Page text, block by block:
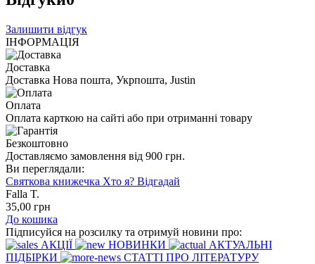
Залишити відгук
ІНФОРМАЦІЯ
Доставка
Доставка Нова пошта, Укрпошта, Justin
Оплата
Оплата карткою на сайті або при отриманні товару
Безкоштовно
Доставляємо замовлення від 900 грн.
Ви переглядали:
Святкова книжечка Хто я? Відгадай
Falla T.
35,00 грн
До кошика
Підписуйся на розсилку та отримуй новини про:
АКЦІЇ
НОВИНКИ
АКТУАЛЬНІ
ПІДБІРКИ
СТАТТІ ПРО ЛІТЕРАТУРУ